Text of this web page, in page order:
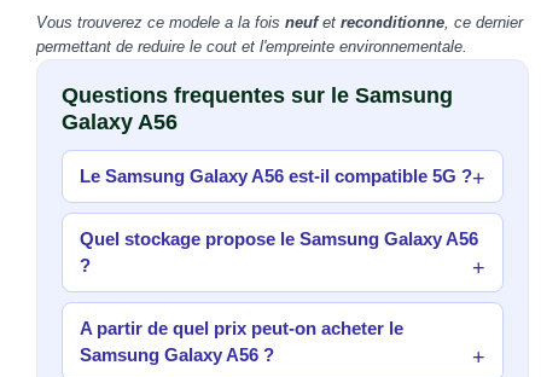
Vous trouverez ce modele a la fois neufet reconditionne, ce dernier
permettant de reduire le cout et l'empreinte environnementale.
Questions frequentes sur le Samsung
Galaxy A56
Le Samsung Galaxy A56 est-il compatible 5G ?
Quel stockage propose le Samsung Galaxy A56
?
A partir de quel prix peut-on acheter le
Samsung Galaxy A56 ?